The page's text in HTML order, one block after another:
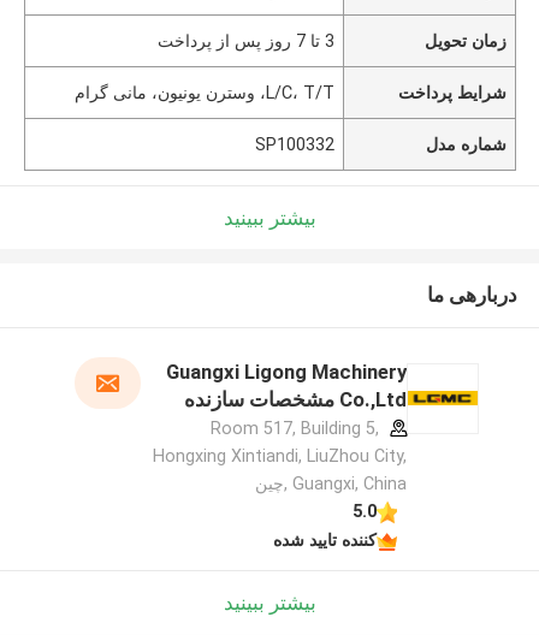
زمان تحویل 3 تا 7 روز پس از پرداخت
شرایط پرداخت L/C، T/T، وسترن یونیون، مانی گرام
شماره مدل SP100332
بیشتر ببینید
دربارهی ما
Guangxi Ligong Machinery
Co.,Ltd مشخصات سازنده
Room 517, Building 5,
Hongxing Xintiandi, LiuZhou City,
Guangxi, China ,چین
5.0
کننده تایید شده
بیشتر ببینید